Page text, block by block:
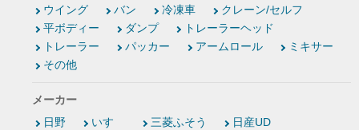
ウイング
バン 冷凍車
クレーン/セルフ
平ボディー
ダンプ
トレーラーヘッド
トレーラー
パッカー アームロール
ミキサー
その他
メーカー
日野
いすゞ 三菱ふそう 日産UD